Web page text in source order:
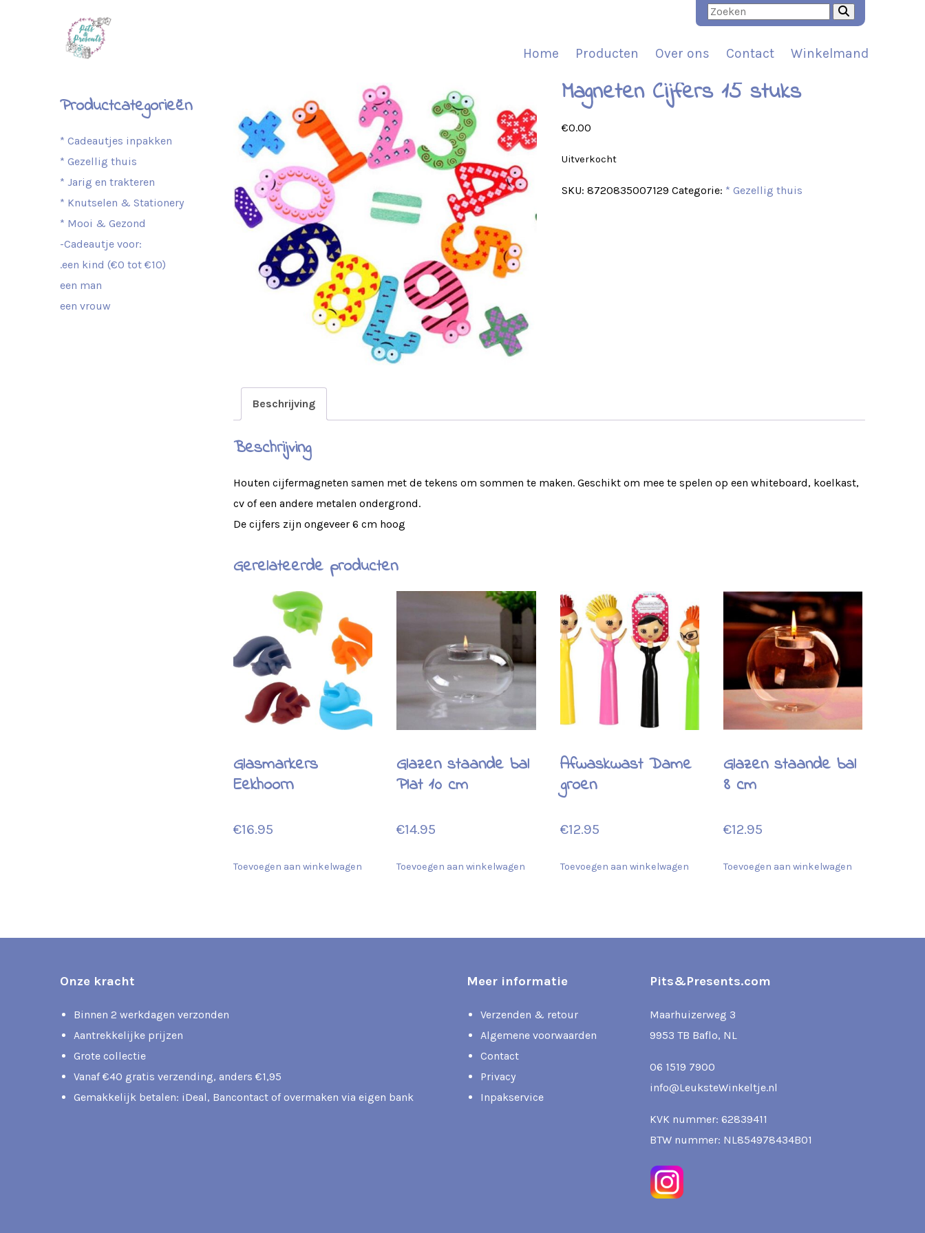
Home Producten Over ons Contact Winkelmand
Magneten Cijfers 15 stuks
€0.00
Uitverkocht
SKU:8720835007129 Categorie: * Gezellig thuis
Beschrijving
Beschrijving
Houten cijfermagneten samen met de tekens om sommen te maken. Geschikt om mee te spelen op een whiteboard, koelkast,
cv of een andere metalen ondergrond.
De cijfers zijn ongeveer 6 cm hoog
Gerelateerde producten
Glasmarkers
Eekhoorn
€16.95
Toevoegen aan winkelwagen
Glazen staande bal
Plat 10 cm
€14.95
Toevoegen aan winkelwagen
Afwaskwast Dame
groen
€12.95
Toevoegen aan winkelwagen
Glazen staande bal
8 cm
€12.95
Toevoegen aan winkelwagen
Productcategorieën
* Cadeautjes inpakken
* Gezellig thuis
* Jarig en trakteren
* Knutselen & Stationery
* Mooi & Gezond
-Cadeautje voor:
.een kind (€0 tot €10)
een man
een vrouw
Onze kracht
Binnen 2 werkdagen verzonden
Aantrekkelijke prijzen
Grote collectie
Vanaf €40 gratis verzending, anders €1,95
Gemakkelijk betalen: iDeal, Bancontact of overmaken via eigen bank
Meer informatie
Verzenden & retour
Algemene voorwaarden
Contact
Privacy
Inpakservice
Pits&Presents.com
Maarhuizerweg 3
9953 TB Baflo, NL
06 1519 7900
info@LeuksteWinkeltje.nl
KVK nummer: 62839411
BTW nummer: NL854978434B01